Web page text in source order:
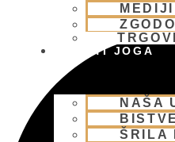
MEDIJI
BHAKTI JOGA
NAŠA
ŠRILA